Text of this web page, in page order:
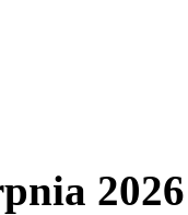
2026